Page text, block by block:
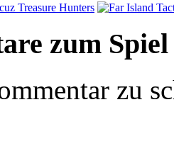
zum Spiel
zu